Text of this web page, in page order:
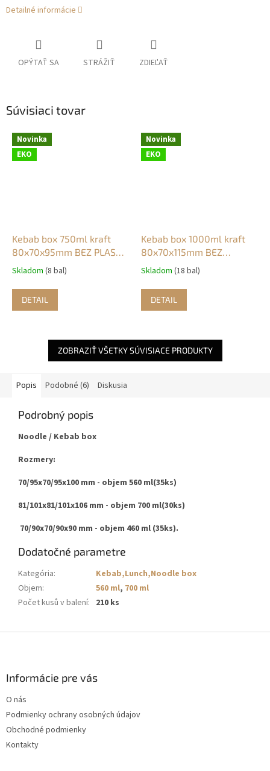
Detailné informácie
OPÝTAŤ SA STRÁŽIŤ ZDIEĽAŤ
Súvisiaci tovar
Novinka
EKO
Kebab box 750ml kraft
80x70x95mm BEZ PLASTU
(60ks)
Skladom (8 bal)
DETAIL
Novinka
EKO
Kebab box 1000ml kraft
80x70x115mm BEZ
PLASTU (50ks)
Skladom (18 bal)
DETAIL
ZOBRAZIŤ VŠETKY SÚVISIACE PRODUKTY
Popis Podobné (6) Diskusia
Podrobný popis
Noodle / Kebab box
Rozmery:
70/95x70/95x100 mm - objem 560 ml(35ks)
81/101x81/101x106 mm - objem 700 ml(30ks)
70/90x70/90x90 mm - objem 460 ml (35ks).
Dodatočné parametre
Kategória:
Kebab,Lunch,Noodle box
Objem: 560 ml, 700 ml
Počet kusů v balení: 210 ks
Informácie pre vás
O nás
Podmienky ochrany osobných údajov
Obchodné podmienky
Kontakty